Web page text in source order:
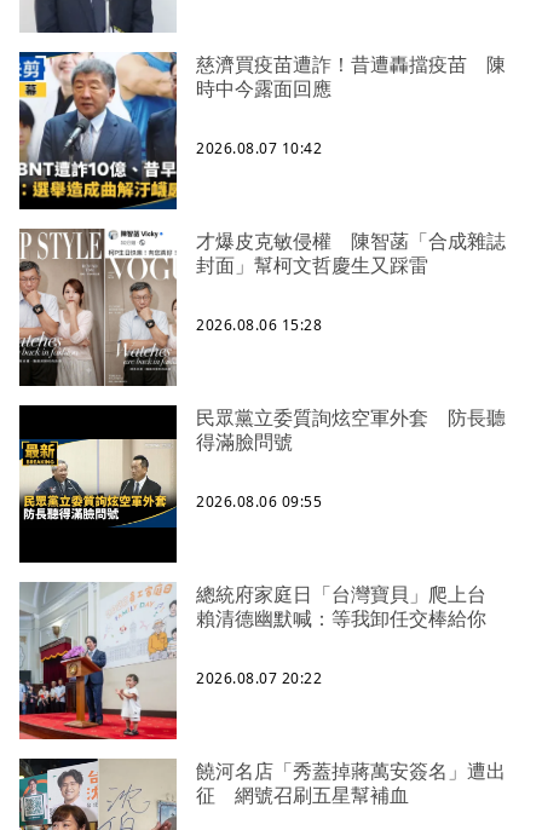
慈濟買疫苗遭詐！昔遭轟擋疫苗 陳
時中今露面回應
2026.08.07 10:42
才爆皮克敏侵權 陳智菡「合成雜誌
封面」幫柯文哲慶生又踩雷
2026.08.06 15:28
民眾黨立委質詢炫空軍外套 防長聽
得滿臉問號
2026.08.06 09:55
總統府家庭日「台灣寶貝」爬上台
賴清德幽默喊：等我卸任交棒給你
2026.08.07 20:22
饒河名店「秀蓋掉蔣萬安簽名」遭出
征 網號召刷五星幫補血